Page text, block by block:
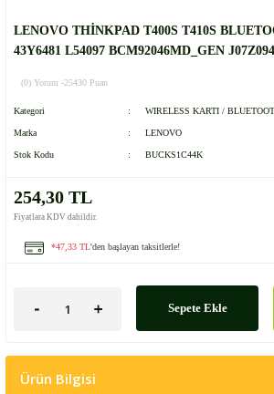
LENOVO THİNKPAD T400S T410S
43Y6481 L54097 BCM92046MD_GEN
(0) Yorum -25430 Puan
Kategori WIRELESS KARTI /
Marka LENOVO
Stok Kodu BUCKS1C44K
254,30 TL
Fiyatlara KDV dahildir.
*47,33 TL'den başlayan taksitlerle!
Sepete Ekle
Ürün Bilgisi